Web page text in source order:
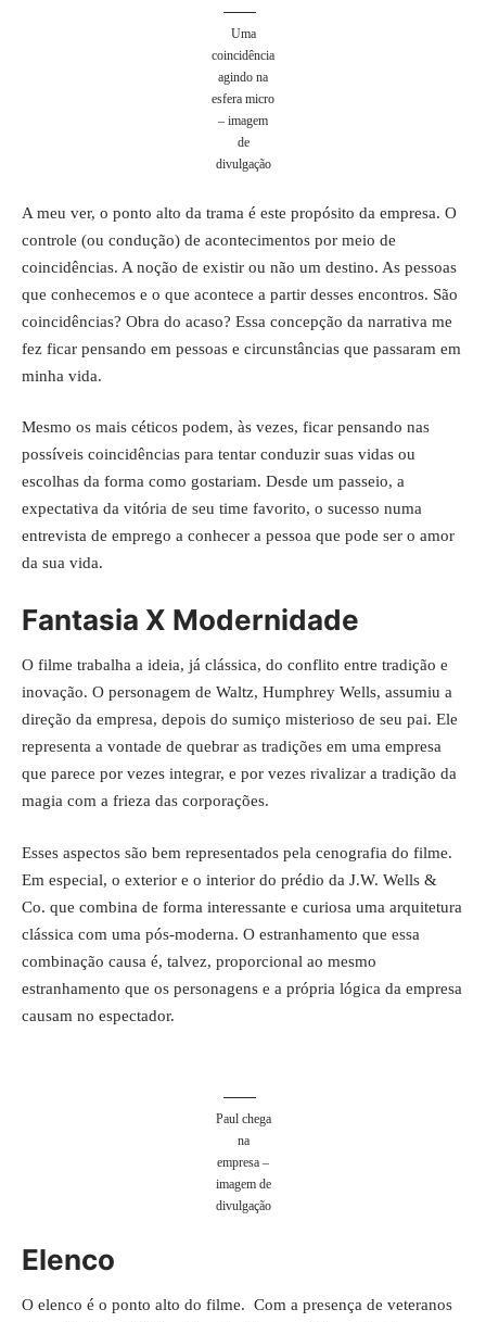
Uma
coincidência
agindo na
esfera micro
– imagem
de
divulgação
A meu ver, o ponto alto da trama é este propósito da empresa. O
controle (ou condução) de acontecimentos por meio de
coincidências. A noção de existir ou não um destino. As pessoas
que conhecemos e o que acontece a partir desses encontros. São
coincidências? Obra do acaso? Essa concepção da narrativa me
fez ficar pensando em pessoas e circunstâncias que passaram em
minha vida.
Mesmo os mais céticos podem, às vezes, ficar pensando nas
possíveis coincidências para tentar conduzir suas vidas ou
escolhas da forma como gostariam. Desde um passeio, a
expectativa da vitória de seu time favorito, o sucesso numa
entrevista de emprego a conhecer a pessoa que pode ser o amor
da sua vida.
Fantasia X Modernidade
O filme trabalha a ideia, já clássica, do conflito entre tradição e
inovação. O personagem de Waltz, Humphrey Wells, assumiu a
direção da empresa, depois do sumiço misterioso de seu pai. Ele
representa a vontade de quebrar as tradições em uma empresa
que parece por vezes integrar, e por vezes rivalizar a tradição da
magia com a frieza das corporações.
Esses aspectos são bem representados pela cenografia do filme.
Em especial, o exterior e o interior do prédio da J.W. Wells &
Co. que combina de forma interessante e curiosa uma arquitetura
clássica com uma pós-moderna. O estranhamento que essa
combinação causa é, talvez, proporcional ao mesmo
estranhamento que os personagens e a própria lógica da empresa
causam no espectador.
Paul chega
na
empresa –
imagem de
divulgação
Elenco
O elenco é o ponto alto do filme. Com a presença de veteranos